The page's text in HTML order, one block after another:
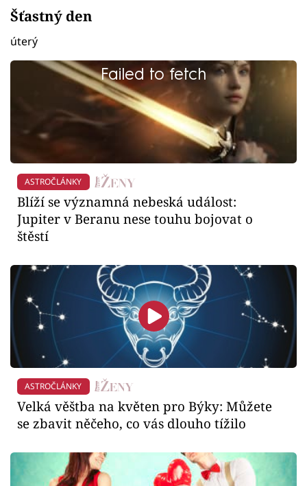
Šťastný den
úterý
Failed to fetch
ASTROČLÁNKY
Blíží se významná nebeská událost:
Jupiter v Beranu nese touhu bojovat o
štěstí
ASTROČLÁNKY
Velká věštba na květen pro Býky: Můžete
se zbavit něčeho, co vás dlouho tížilo